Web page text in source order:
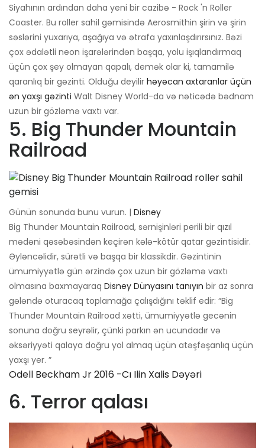
Siyahının ardından daha yeni bir cazibə - Rock 'n Roller
Coaster. Bu roller sahil gəmisində Aerosmithin şirin və şirin
səslərini yuxarıya, aşağıya və ətrafa yaxınlaşdırırsınız. Bəzi
çox ədalətli neon işarələrindən başqa, yolu işıqlandırmaq
üçün çox şey olmayan qapalı, demək olar ki, tamamilə
qaranlıq bir gəzinti. Olduğu deyilir həyəcan axtaranlar üçün
ən yaxşı gəzinti Walt Disney World-da və nəticədə bədnam
uzun bir gözləmə vaxtı var.
5. Big Thunder Mountain
Railroad
Günün sonunda bunu vurun. | Disney
Big Thunder Mountain Railroad, sərnişinləri perili bir qızıl
mədəni qəsəbəsindən keçirən kələ-kötür qatar gəzintisidir.
Əyləncəlidir, sürətli və başqa bir klassikdir. Gəzintinin
ümumiyyətlə gün ərzində çox uzun bir gözləmə vaxtı
olmasına baxmayaraq Disney Dünyasını tanıyın bir az sonra
gələndə oturacaq toplamağa çalışdığını təklif edir: “Big
Thunder Mountain Railroad xətti, ümumiyyətlə gecənin
sonuna doğru seyrəlir, çünki parkın ən ucundadır və
əksəriyyəti qalaya doğru yol almaq üçün atəşfəşanlıq üçün
yaxşı yer. ”
Odell Beckham Jr 2016 -cı Ilin Xalis Dəyəri
6. Terror qalası